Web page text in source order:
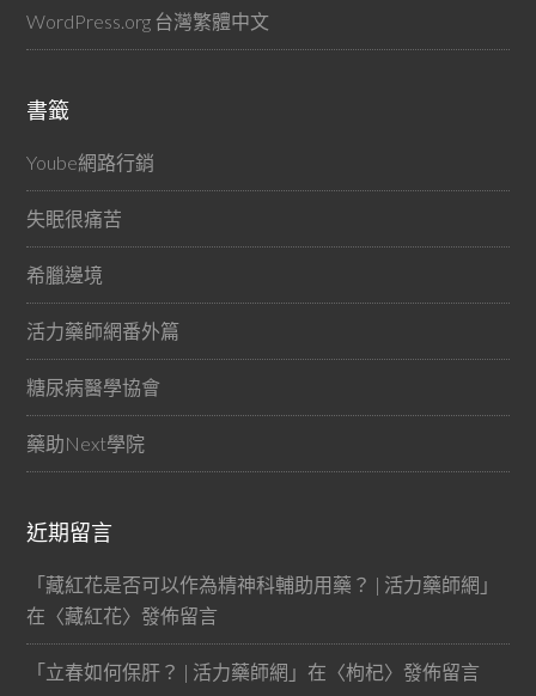
WordPress.org 台灣繁體中文
書籤
Yoube網路行銷
失眠很痛苦
希臘邊境
活力藥師網番外篇
糖尿病醫學協會
藥助Next學院
近期留言
「藏紅花是否可以作為精神科輔助用藥？ | 活力藥師網 」
在〈藏紅花〉發佈留言
「立春如何保肝？ | 活力藥師網 」在〈枸杞〉發佈留言